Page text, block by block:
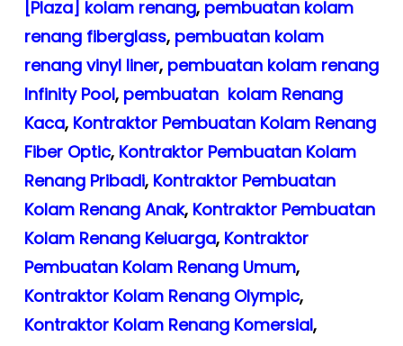
[Plaza] kolam renang, pembuatan kolam
renang fiberglass, pembuatan kolam
renang vinyl liner, pembuatan kolam renang
Infinity Pool, pembuatan kolam Renang
Kaca, Kontraktor Pembuatan Kolam Renang
Fiber Optic, Kontraktor Pembuatan Kolam
Renang Pribadi, Kontraktor Pembuatan
Kolam Renang Anak, Kontraktor Pembuatan
Kolam Renang Keluarga, Kontraktor
Pembuatan Kolam Renang Umum,
Kontraktor Kolam Renang Olympic,
Kontraktor Kolam Renang Komersial,